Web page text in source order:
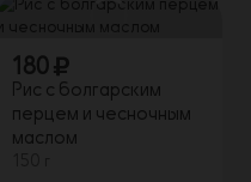
180
Рис с болгарским
перцем и чесночным
маслом